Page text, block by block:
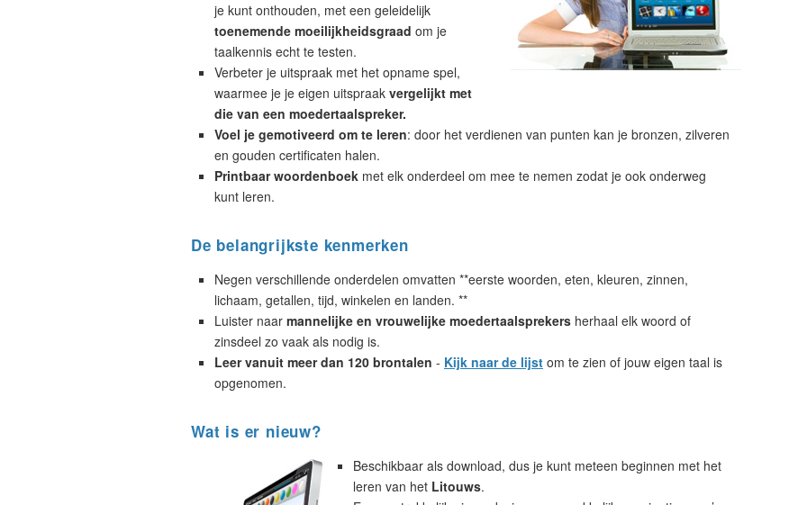
je kunt onthouden, met een geleidelijk
toenemende moeilijkheidsgraad om je
taalkennis echt te testen.
Verbeter je uitspraak met het opname spel,
waarmee je je eigen uitspraak vergelijkt met
die van een moedertaalspreker.
Voel je gemotiveerd om te leren: door het verdienen van punten kan je bronzen, zilveren
en gouden certificaten halen.
Printbaar woordenboek met elk onderdeel om mee te nemen zodat je ook onderweg
kunt leren.
De belangrijkste kenmerken
Negen verschillende onderdelen omvatten **eerste woorden, eten, kleuren, zinnen,
lichaam, getallen, tijd, winkelen en landen. **
Luister naar mannelijke en vrouwelijke moedertaalsprekers herhaal elk woord of
zinsdeel zo vaak als nodig is.
Leer vanuit meer dan 120 brontalen - Kijk naar de lijst om te zien of jouw eigen taal is
opgenomen.
Wat is er nieuw?
Beschikbaar als download, dus je kunt meteen beginnen met het
leren van het Litouws.